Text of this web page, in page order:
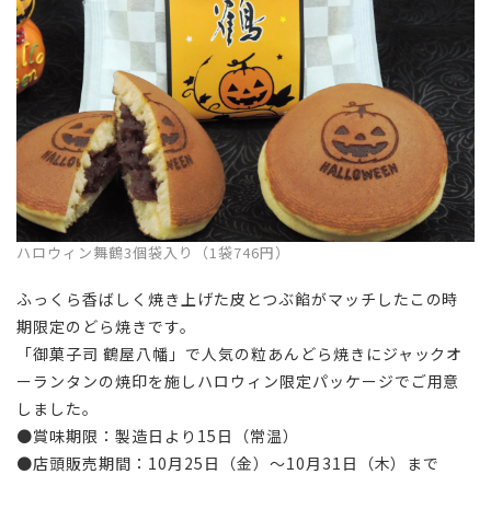
ハロウィン舞鶴3個袋入り（1袋746円）
ふっくら香ばしく焼き上げた皮とつぶ餡がマッチしたこの時
期限定のどら焼きです。
「御菓子司 鶴屋八幡」で人気の粒あんどら焼きにジャックオ
ーランタンの焼印を施しハロウィン限定パッケージでご用意
しました。
●賞味期限：製造日より15日（常温）
●店頭販売期間：10月25日（金）～10月31日（木）まで